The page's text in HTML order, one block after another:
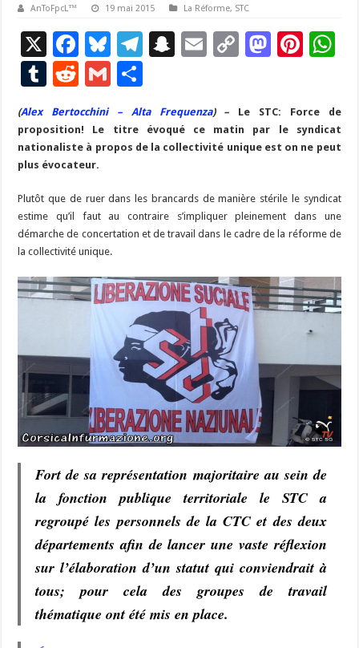
AnToFpcL™ 19 mai 2015 La Réforme, STC
X
F
ac
e
b
o
o
k
Bl
u
es
ky
T
gr
a
S
p
c
at
E
l
C
y
Li
k
M
d
o
Pi
es
t
p
T
u
m
bl
r
R
e
d
di
t
G
ai
l
ar
ta
g
(Alex Bertocchini – Alta Frequenza) – Le STC: Force de
proposition! Le titre évoqué ce matin par le syndicat
nationaliste à propos de la collectivité unique est on ne peut
plus évocateur.
Plutôt que de ruer dans les brancards de manière stérile le syndicat
estime qu’il faut au contraire s’impliquer pleinement dans une
démarche de concertation et de travail dans le cadre de la réforme de
la collectivité unique.
Fort de sa représentation majoritaire au sein de
la fonction publique territoriale le STC a
regroupé les personnels de la CTC et des deux
départements afin de lancer une vaste réflexion
sur l’élaboration d’un statut qui conviendrait à
tous; pour cela des groupes de travail
thématique ont été mis en place.